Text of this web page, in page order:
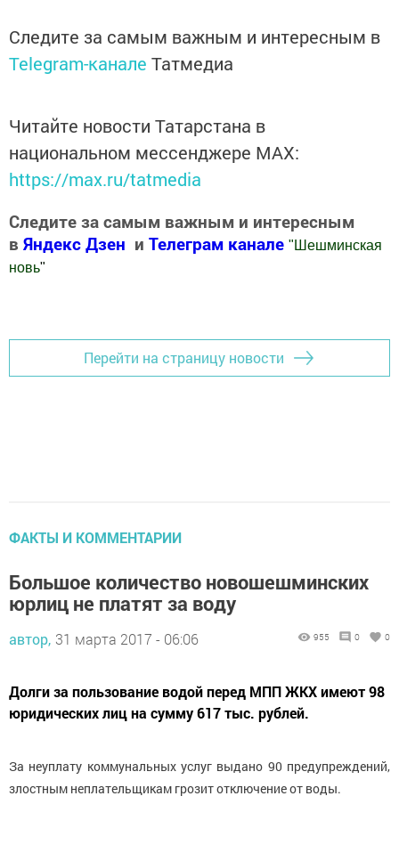
Следите за самым важным и интересным в
Telegram-канале Татмедиа
Читайте новости Татарстана в
национальном мессенджере MАХ:
https://max.ru/tatmedia
Следите за самым важным и интересным
в Яндекс Дзен и Телеграм канале " Шешминская
новь"
Перейти на страницу новости
ФАКТЫ И КОММЕНТАРИИ
Большое количество новошешминских
юрлиц не платят за воду
автор, 31 марта 2017 - 06:06 955 0 0
Долги за пользование водой перед МПП ЖКХ имеют 98
юридических лиц на сумму 617 тыс. рублей.
За неуплату коммунальных услуг выдано 90 предупреждений,
злостным неплательщикам грозит отключение от воды.